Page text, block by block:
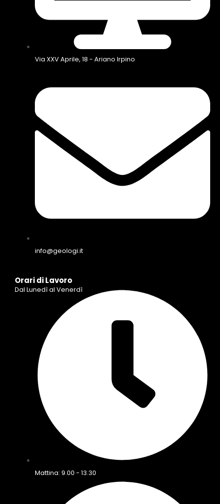
Via XXV Aprile, 18 - Ariano Irpino
info@geologi.it
Orari di Lavoro
Dal Lunedì al Venerdì
Mattina: 9.00 - 13.30